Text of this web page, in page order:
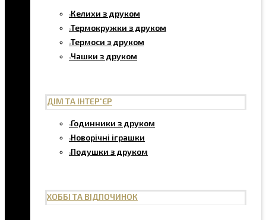
Келихи з друком
Термокружки з друком
Термоси з друком
Чашки з друком
ДІМ ТА ІНТЕР'ЄР
Годинники з друком
Новорічні іграшки
Подушки з друком
ХОББІ ТА ВІДПОЧИНОК